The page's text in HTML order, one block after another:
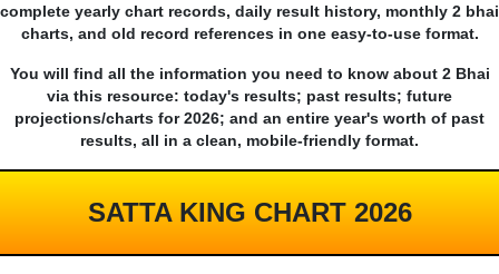
complete yearly chart records, daily result history, monthly 2 bhai
charts, and old record references in one easy-to-use format.
You will find all the information you need to know about 2 Bhai
via this resource: today's results; past results; future
projections/charts for 2026; and an entire year's worth of past
results, all in a clean, mobile-friendly format.
SATTA KING CHART 2026